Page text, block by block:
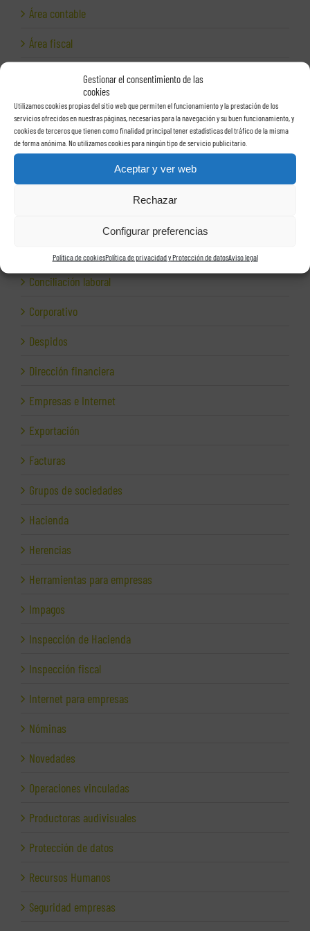
Gestionar el consentimiento de las
cookies
Utilizamos cookies propias del sitio web que permiten el funcionamiento y la prestación de los
servicios ofrecidos en nuestras páginas, necesarias para la navegación y su buen funcionamiento, y
cookies de terceros que tienen como finalidad principal tener estadísticas del tráfico de la misma
de forma anónima. No utilizamos cookies para ningún tipo de servicio publicitario.
Aceptar y ver web
Rechazar
Configurar preferencias
Política de cookiesPolítica de privacidad y Protección de datosAviso legal
Área contable
Área fiscal
Área laboral
Auditoría laboral
Cepresa
Conciliación laboral
Corporativo
Despidos
Dirección financiera
Empresas e Internet
Exportación
Facturas
Grupos de sociedades
Hacienda
Herencias
Herramientas para empresas
Impagos
Inspección de Hacienda
Inspección fiscal
Internet para empresas
Nóminas
Novedades
Operaciones vinculadas
Productoras audivisuales
Protección de datos
Recursos Humanos
Seguridad empresas